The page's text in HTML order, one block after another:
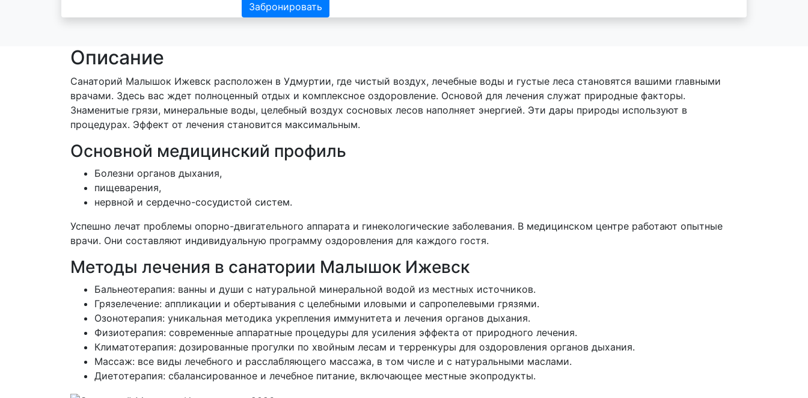
Забронировать
Описание
Санаторий Малышок Ижевск расположен в Удмуртии, где чистый воздух, лечебные воды и густые леса становятся вашими главными
врачами. Здесь вас ждет полноценный отдых и комплексное оздоровление. Основой для лечения служат природные факторы.
Знаменитые грязи, минеральные воды, целебный воздух сосновых лесов наполняет энергией. Эти дары природы используют в
процедурах. Эффект от лечения становится максимальным.
Основной медицинский профиль
Болезни органов дыхания,
пищеварения,
нервной и сердечно-сосудистой систем.
Успешно лечат проблемы опорно-двигательного аппарата и гинекологические заболевания. В медицинском центре работают опытные
врачи. Они составляют индивидуальную программу оздоровления для каждого гостя.
Методы лечения в санатории Малышок Ижевск
Бальнеотерапия: ванны и души с натуральной минеральной водой из местных источников.
Грязелечение: аппликации и обертывания с целебными иловыми и сапропелевыми грязями.
Озонотерапия: уникальная методика укрепления иммунитета и лечения органов дыхания.
Физиотерапия: современные аппаратные процедуры для усиления эффекта от природного лечения.
Климатотерапия: дозированные прогулки по хвойным лесам и терренкуры для оздоровления органов дыхания.
Массаж: все виды лечебного и расслабляющего массажа, в том числе и с натуральными маслами.
Диетотерапия: сбалансированное и лечебное питание, включающее местные экопродукты.